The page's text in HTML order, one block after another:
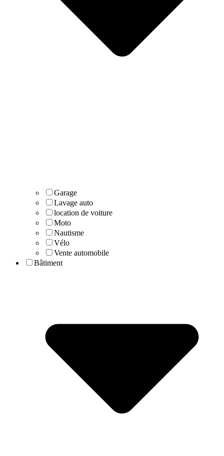
Garage
Lavage auto
location de voiture
Moto
Nautisme
Vélo
Vente automobile
Bâtiment